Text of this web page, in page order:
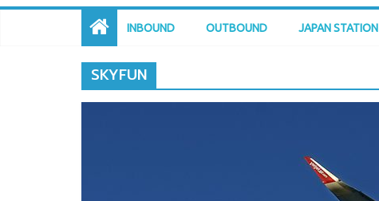
INBOUND OUTBOUND JAPAN STATION
SKYFUN